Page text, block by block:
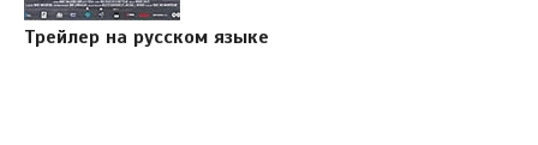
Трейлер на русском языке